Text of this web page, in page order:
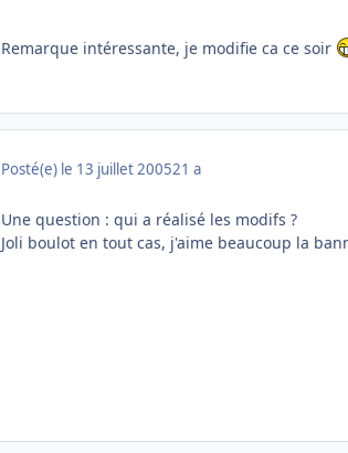
Remarque intéressante, je modifie ca ce soir
Posté(e) le 13 juillet 200521 a
Une question : qui a réalisé les modifs ?
Joli boulot en tout cas, j'aime beaucoup la